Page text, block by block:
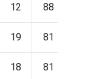
12 88
19 81
18 81